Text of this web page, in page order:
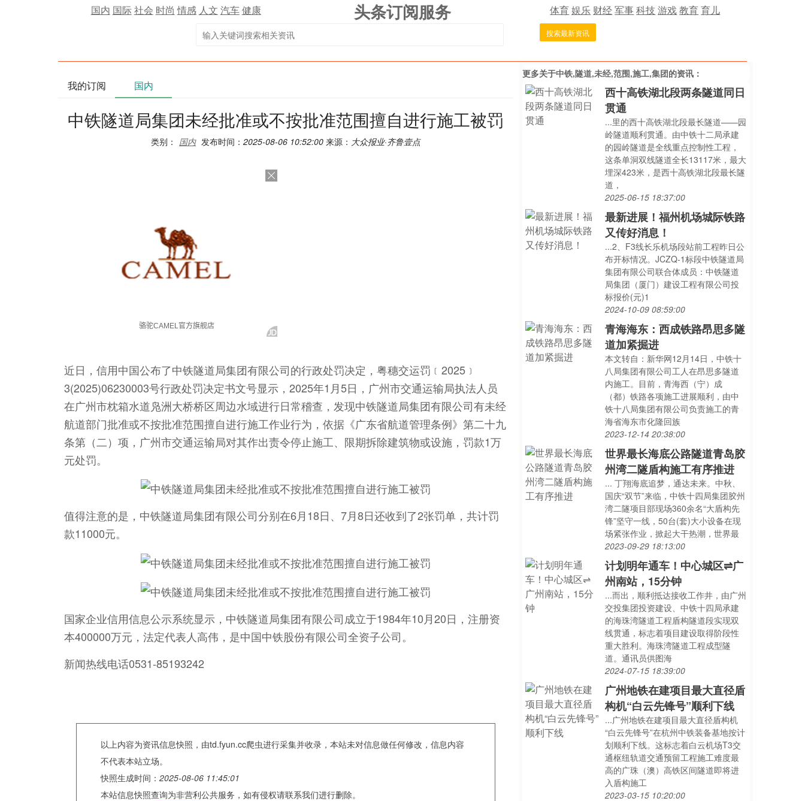
国内 国际社会 时尚 情感 人文 汽车健康 头条订阅服务 体育娱乐 财经军事科技游戏教育育儿
搜索最新资讯
我的订阅 国内
中铁隧道局集团未经批准或不按批准范围擅自进行施工被罚
类别： 国内 发布时间： 2025-08-06 10:52:00 来源： 大众报业·齐鲁壹点
近日，信用中国公布了中铁隧道局集团有限公司的行政处罚决定，粤穗交运罚﹝2025﹞
3(2025)06230003号行政处罚决定书文号显示，2025年1月5日，广州市交通运输局执法人员
在广州市枕箱水道凫洲大桥桥区周边水域进行日常稽查，发现中铁隧道局集团有限公司有未经
航道部门批准或不按批准范围擅自进行施工作业行为，依据《广东省航道管理条例》第二十九
条第（二）项，广州市交通运输局对其作出责令停止施工、限期拆除建筑物或设施，罚款1万
元处罚。
值得注意的是，中铁隧道局集团有限公司分别在6月18日、7月8日还收到了2张罚单，共计罚
款11000元。
国家企业信用信息公示系统显示，中铁隧道局集团有限公司成立于1984年10月20日，注册资
本400000万元，法定代表人高伟，是中国中铁股份有限公司全资子公司。
新闻热线电话0531-85193242
以上内容为资讯信息快照，由td.fyun.cc爬虫进行采集并收录，本站未对信息做任何修改，信息内容
不代表本站立场。
快照生成时间： 2025-08-06 11:45:01
本站信息快照查询为非营利公共服务，如有侵权请联系我们进行删除。
更多关于中铁,隧道,未经,范围,施工,集团的资讯：
西十高铁湖北段两条隧道同日
贯通
...里的西十高铁湖北段最长隧道——园
岭隧道顺利贯通。由中铁十二局承建
的园岭隧道是全线重点控制性工程，
这条单洞双线隧道全长13117米，最大
埋深423米，是西十高铁湖北段最长隧
道，
2025-06-15 18:37:00
最新进展！福州机场城际铁路
又传好消息！
...2、F3线长乐机场段站前工程昨日公
布开标情况。JCZQ-1标段中铁隧道局
集团有限公司联合体成员：中铁隧道
局集团（厦门）建设工程有限公司投
标报价(元)1
2024-10-09 08:59:00
青海海东：西成铁路昂思多隧
道加紧掘进
本文转自：新华网12月14日，中铁十
八局集团有限公司工人在昂思多隧道
内施工。目前，青海西（宁）成
（都）铁路各项施工进展顺利，由中
铁十八局集团有限公司负责施工的青
海省海东市化隆回族
2023-12-14 20:38:00
世界最长海底公路隧道青岛胶
州湾二隧盾构施工有序推进
... 丁翔海底追梦，通达未来。中秋、
国庆“双节”来临，中铁十四局集团胶州
湾二隧项目部现场360余名“大盾构先
锋”坚守一线，50台(套)大小设备在现
场紧张作业，掀起大干热潮，世界最
2023-09-29 18:13:00
计划明年通车！中心城区⇌广
州南站，15分钟
...而出，顺利抵达接收工作井，由广州
交投集团投资建设、中铁十四局承建
的海珠湾隧道工程盾构隧道段实现双
线贯通，标志着项目建设取得阶段性
重大胜利。海珠湾隧道工程成型隧
道。通讯员供图海
2024-07-15 18:39:00
广州地铁在建项目最大直径盾
构机“白云先锋号”顺利下线
...广州地铁在建项目最大直径盾构机
“白云先锋号”在杭州中铁装备基地按计
划顺利下线。这标志着白云机场T3交
通枢纽轨道交通预留工程施工难度最
高的广珠（澳）高铁区间隧道即将进
入盾构施工
2023-03-15 10:20:00